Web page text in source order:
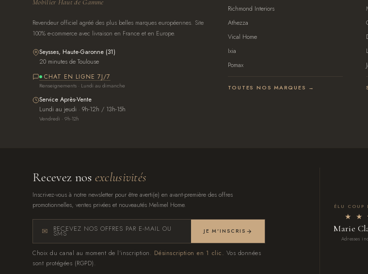
Mobilier Haut de Gamme
Revendeur officiel agréé des plus belles marques européennes. Site
100% e-commerce avec livraison en France et en Europe.
Seysses, Haute-Garonne (31)
20 minutes de Toulouse
CHAT EN LIGNE 7J/7
Renseignements · Lundi au dimanche
Service Après-Vente
Lundi au jeudi · 9h-12h / 13h-15h
Vendredi · 9h-12h
Richmond Interiors
Athezza
Vical Home
Ixia
Pomax
TOUTES NOS MARQUES →
Recevez nos exclusivités
Inscrivez-vous à notre newsletter pour être averti(e) en avant-première des offres
promotionnelles, ventes privées et nouveautés Melimel Home.
RECEVEZ NOS OFFRES PAR E-MAIL OU
SMS JE M'INSCRIS
Choix du canal au moment de l'inscription. Désinscription en 1 clic. Vos données
sont protégées (RGPD).
ÉLU COUP
★ ★
Marie
Adresses